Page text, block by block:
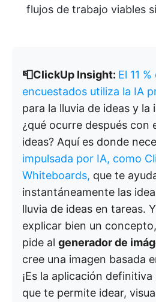
flujos de trabajo viables
📮ClickUp Insight: El 11
encuestados utiliza la IA
para la lluvia de ideas y la
¿qué ocurre después con
ideas? Aquí es donde
impulsada por IA, como
Whiteboards, que te
instantáneamente las
lluvia de ideas en tareas.
explicar bien un
pide al generador de
cree una imagen basada
¡Es la aplicación
que te permite idear,